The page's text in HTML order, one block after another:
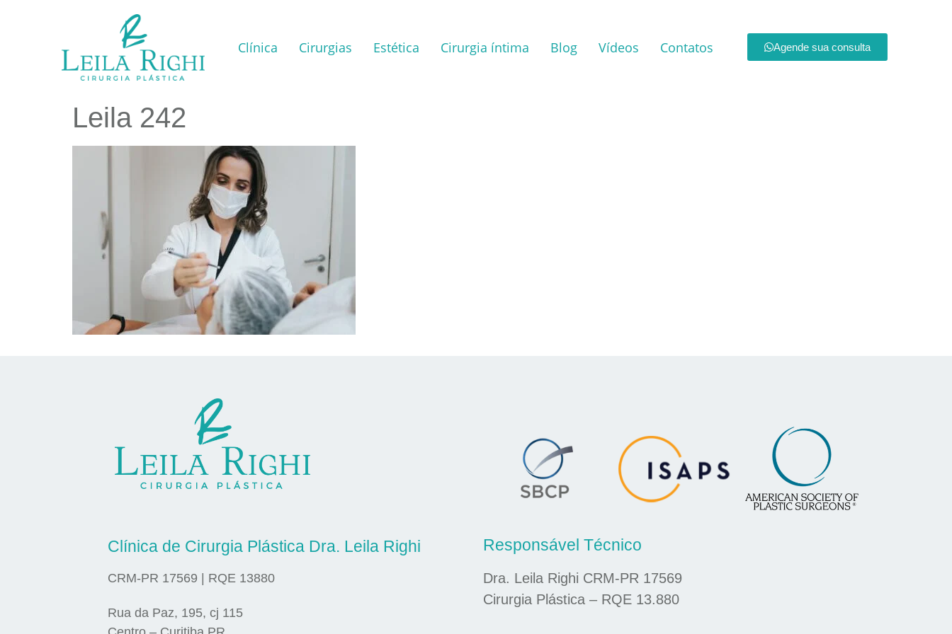
Clínica Cirurgias Estética Cirurgia íntima Blog Vídeos Contatos Agende sua consulta
Leila 242
Clínica de Cirurgia Plástica Dra. Leila Righi
CRM-PR 17569 | RQE 13880
Rua da Paz, 195, cj 115
Responsável Técnico
Dra. Leila Righi CRM-PR 17569
Cirurgia Plástica – RQE 13.880